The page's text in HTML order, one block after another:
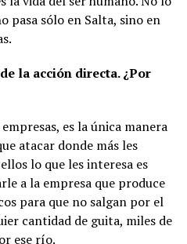
pasa sólo en Salta, sino en
la acción directa. ¿Por
es la única manera
atacar donde más les
lo que les interesa es
a la empresa que produce
para que no salgan por el
cantidad de guita, miles de
ese río.